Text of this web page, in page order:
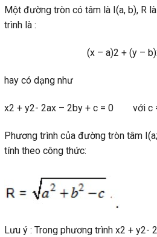
Một đường tròn có tâm là I(a, b), R
trình là :
(x – a)2 + (y –
hay có dạng như
x2 + y2- 2ax – 2by + c = 0 với c
Phương trình của đường tròn tâm
tính theo công thức:
Lưu ý : Trong phương trình x2 + y2-